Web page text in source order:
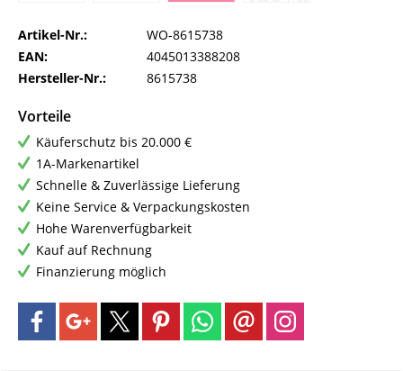
Artikel-Nr.:
WO-8615738
EAN:
4045013388208
Hersteller-Nr.:
8615738
Vorteile
Käuferschutz bis 20.000 €
1A-Markenartikel
Schnelle & Zuverlässige Lieferung
Keine Service & Verpackungskosten
Hohe Warenverfügbarkeit
Kauf auf Rechnung
Finanzierung möglich